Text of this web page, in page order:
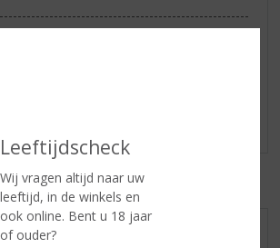
Leeftijdscheck
Wij vragen altijd naar uw
leeftijd, in de winkels en
ook online. Bent u 18 jaar
of ouder?
INCL. BTW